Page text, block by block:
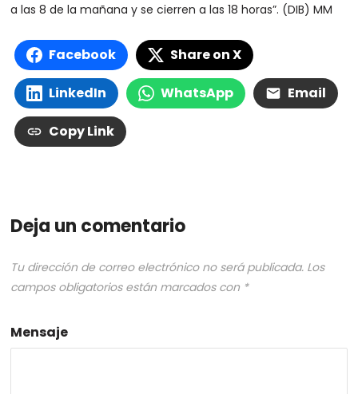
a las 8 de la mañana y se cierren a las 18 horas”. (DIB) MM
Facebook Share on X
LinkedIn WhatsApp Email
Copy Link
Deja un comentario
Tu dirección de correo electrónico no será publicada. Los
campos obligatorios están marcados con *
Mensaje